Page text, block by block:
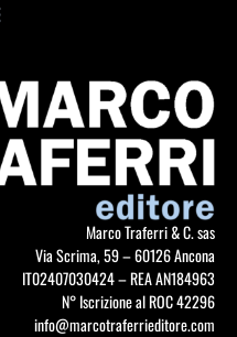
Marco Traferri & C. sas
Via Scrima, 59 – 60126 Ancona
IT02407030424 – REA AN184963
N° Iscrizione al ROC 42296
info@marcotraferrieditore.com